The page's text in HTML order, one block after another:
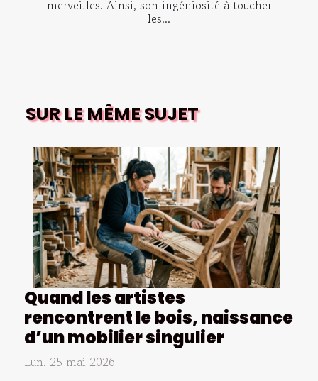
merveilles. Ainsi, son ingéniosité à toucher
les...
SUR LE MÊME SUJET
Quand les artistes
rencontrent le bois, naissance
d’un mobilier singulier
Lun. 25 mai 2026